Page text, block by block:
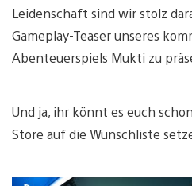
Leidenschaft sind wir stolz
Gameplay-Teaser unseres
Abenteuerspiels Mukti zu
Und ja, ihr könnt es euch
Store auf die Wunschliste